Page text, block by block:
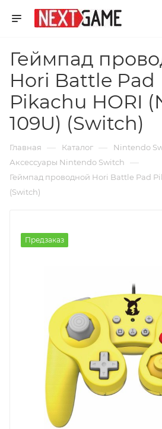
Геймпад
Hori Battle Pad
Pikachu HORI
109U) (Switch)
Главная — Каталог — Nintendo
Аксессуары Nintendo Switch —
Геймпад проводной Hori Battle Pad
(Switch)
Предзаказ